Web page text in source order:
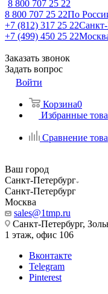
8 800 707 25 22
8 800 707 25 22По
+7 (812) 317 25 22
+7 (499) 450 25 22
Заказать звонок
Задать вопрос
Войти
Корзина0
Избранные
Сравнение
Ваш город
Санкт-Петербург
Санкт-Петербург
Москва
sales@1tmp.ru
Санкт-Петербург,
1 этаж, офис 106
Вконтакте
Telegram
Pinterest